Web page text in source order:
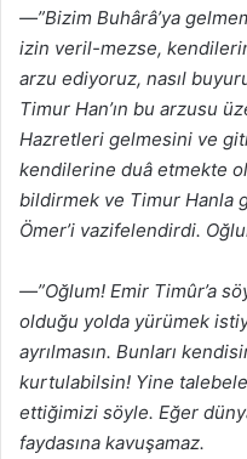
—”Bizim Buhârâ’ya
izin veril-mezse,
arzu ediyoruz, nasıl
Timur Han’ın bu arzusu
Hazretleri gelmesini ve
kendilerine duâ etmekte
bildirmek ve Timur Hanla
Ömer’i vazifelendirdi.
—”Oğlum! Emir Timûr’a
olduğu yolda yürümek
ayrılmasın. Bunları
kurtulabilsin! Yine
ettiğimizi söyle. Eğer
faydasına kavuşamaz.